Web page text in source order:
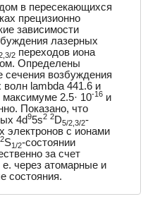
в пересекающихся
прецизионно
зависимости
лазерных
2 переходов иона
Определены
возбуждения
lambda 441.6 и
2.5· 10-16 и
Показано, что
4d95s2 2D5/2,3/2-
электронов с ионами
2S1/2-состоянии
за счет
е. через атомарные и
состояния.